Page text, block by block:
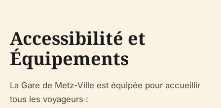
Accessibilité et
Équipements
La Gare de Metz-Ville est équipée pour accueillir
tous les voyageurs :